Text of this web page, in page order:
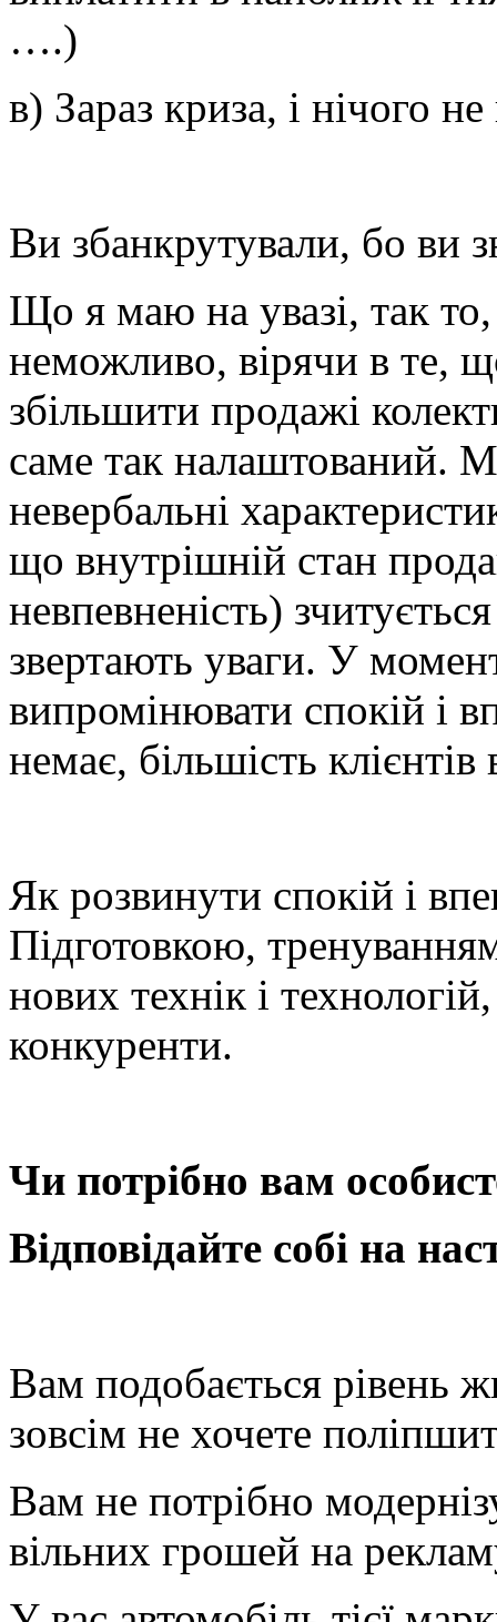
….)
в) Зараз криза, і нічого
Ви збанкрутували, бо ви
Що я маю на увазі, так
неможливо, вірячи в те,
збільшити продажі
саме так налаштований.
невербальні
що внутрішній стан
невпевненість)
звертають уваги. У
випромінювати спокій і
немає, більшість клієнтів
Як розвинути спокій і
Підготовкою,
нових технік і
конкуренти.
Чи потрібно вам
Відповідайте собі на
Вам подобається рівень
зовсім не хочете
Вам не потрібно
вільних грошей на